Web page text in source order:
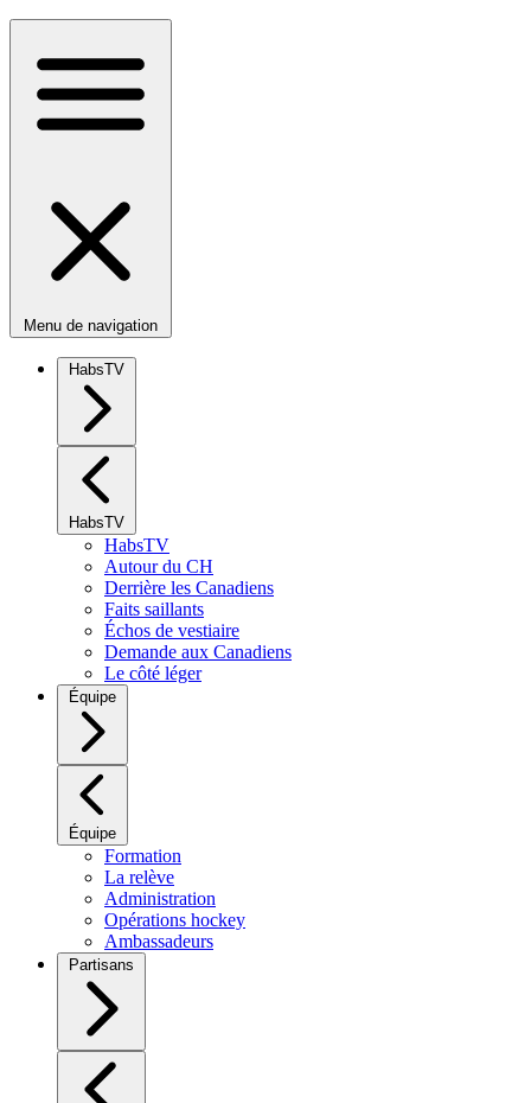
Menu de navigation
HabsTV
HabsTV
HabsTV
Autour du CH
Derrière les Canadiens
Faits saillants
Échos de vestiaire
Demande aux Canadiens
Le côté léger
Équipe
Équipe
Formation
La relève
Administration
Opérations hockey
Ambassadeurs
Partisans